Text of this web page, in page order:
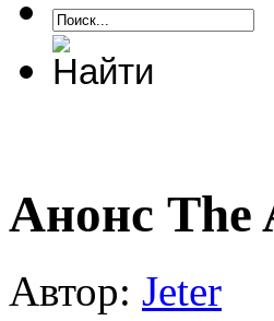
Анонс The
Автор: Jeter